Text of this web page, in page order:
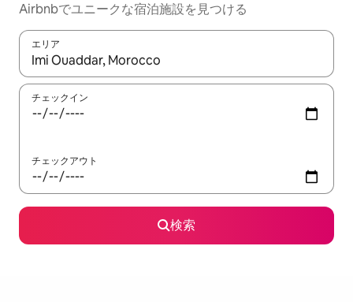
Airbnbでユニークな宿泊施設を見つける
エリア
検索結果が表示されたら、上下の矢印キーを使って移動するか
チェックイン
チェックアウト
検索